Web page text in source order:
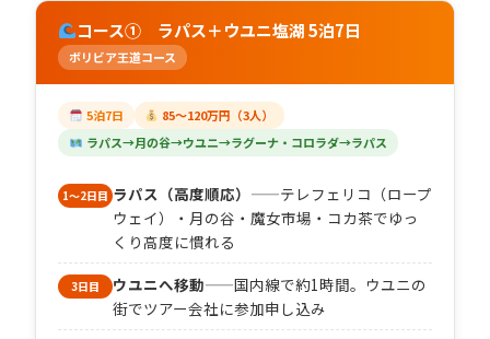
コース① ラパス＋ウユニ塩湖 5泊7日
ボリビア王道コース
5泊7日
85〜120万円（3人）
ラパス→月の谷→ウユニ→ラグーナ・コロラダ→ラパス
1〜2日目 ラパス（高度順応） ——テレフェリコ（ロープ
ウェイ）・月の谷・魔女市場・コカ茶でゆっ
くり高度に慣れる
3日目 ウユニへ移動——国内線で約1時間。ウユニの
街でツアー会社に参加申し込み